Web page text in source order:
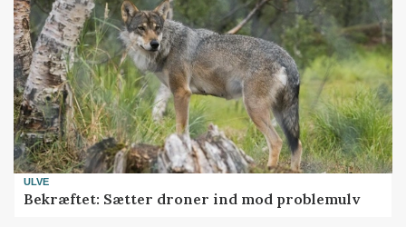
ULVE
Bekræftet: Sætter droner ind mod problemulv